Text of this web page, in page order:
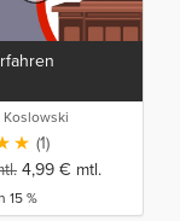
Koslowski
(1)
4,99 € mtl.
15 %